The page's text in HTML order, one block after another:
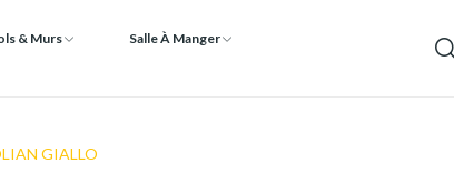
& Murs
Salle À Manger
GIALLO